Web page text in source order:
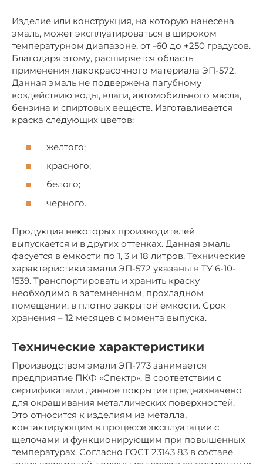
Изделие или конструкция, на которую нанесена
эмаль, может эксплуатироваться в широком
температурном диапазоне, от -60 до +250 градусов.
Благодаря этому, расширяется область
применения лакокрасочного материала ЭП-572.
Данная эмаль не подвержена пагубному
воздействию воды, влаги, автомобильного масла,
бензина и спиртовых веществ. Изготавливается
краска следующих цветов:
желтого;
красного;
белого;
черного.
Продукция некоторых производителей
выпускается и в других оттенках. Данная эмаль
фасуется в емкости по 1, 3 и 18 литров. Технические
характеристики эмали ЭП-572 указаны в ТУ 6-10-
1539. Транспортировать и хранить краску
необходимо в затемненном, прохладном
помещении, в плотно закрытой емкости. Срок
хранения – 12 месяцев с момента выпуска.
Технические характеристики
Производством эмали ЭП-773 занимается
предприятие ПКФ «Спектр». В соответствии с
сертификатами данное покрытие предназначено
для окрашивания металлических поверхностей.
Это относится к изделиям из металла,
контактирующим в процессе эксплуатации с
щелочами и функционирующим при повышенных
температурах. Согласно ГОСТ 23143 83 в составе